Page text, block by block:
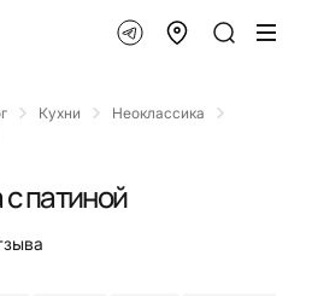
Кухни
Неоклассика
патиной